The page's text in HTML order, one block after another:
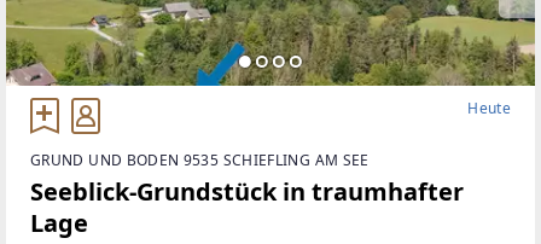
Heute
GRUND UND BODEN 9535 SCHIEFLING AM SEE
Seeblick-Grundstück in traumhafter
Lage